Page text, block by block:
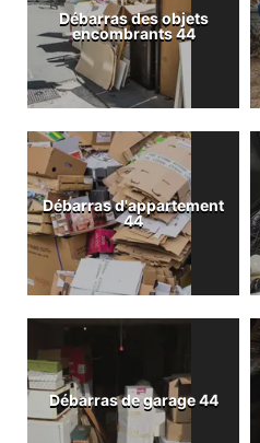
Débarras des objets
encombrants 44
Débarras d'appartement
44
Débarras de garage 44